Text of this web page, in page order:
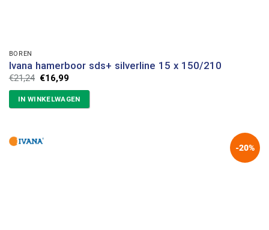
BOREN
Ivana hamerboor sds+ silverline 15 x 150/210
€21,24 Oorspronkelijke
prijs
was:
€21,24.
€16,99Huidige
is:
€16,99.
IN WINKELWAGEN
-20%